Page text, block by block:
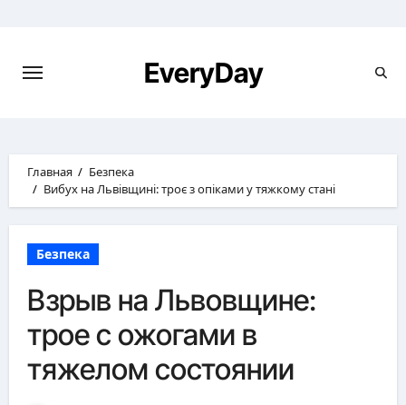
EveryDay
Главная
Безпека
Вибух на Львівщині: троє з опіками у тяжкому стані
Безпека
Взрыв на Львовщине:
трое с ожогами в
тяжелом состоянии